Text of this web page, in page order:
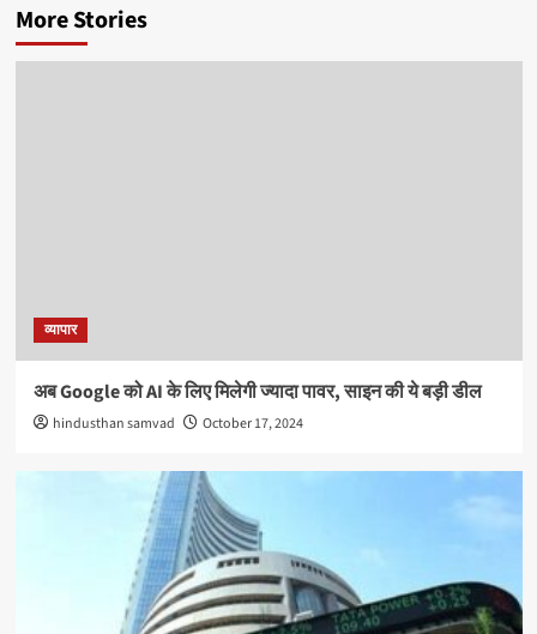
More Stories
व्यापार
अब Google को AI के लिए मिलेगी ज्यादा पावर, साइन की ये बड़ी डील
hindusthan samvad October 17, 2024